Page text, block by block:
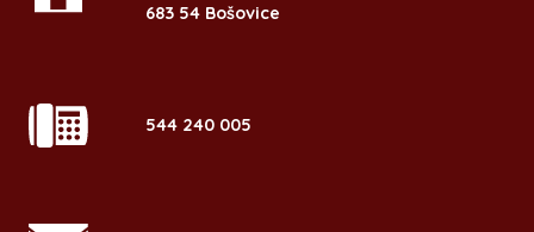
683 54 Bošovice
544 240 005